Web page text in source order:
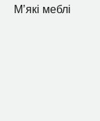
Мʼякі меблі